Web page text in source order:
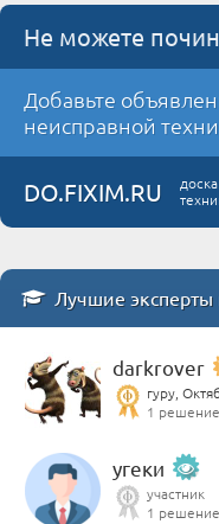
Не можете
Добавьте
неисправной
DO.FIXIM.RU
Лучшие
darkrover
гуру,
1 решение
угеки
участник
1 решение